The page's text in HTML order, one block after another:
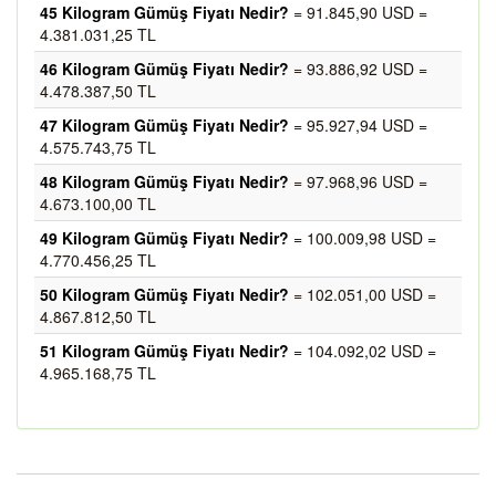
45 Kilogram Gümüş Fiyatı Nedir? = 91.845,90 USD =
4.381.031,25 TL
46 Kilogram Gümüş Fiyatı Nedir? = 93.886,92 USD =
4.478.387,50 TL
47 Kilogram Gümüş Fiyatı Nedir? = 95.927,94 USD =
4.575.743,75 TL
48 Kilogram Gümüş Fiyatı Nedir? = 97.968,96 USD =
4.673.100,00 TL
49 Kilogram Gümüş Fiyatı Nedir? = 100.009,98 USD =
4.770.456,25 TL
50 Kilogram Gümüş Fiyatı Nedir? = 102.051,00 USD =
4.867.812,50 TL
51 Kilogram Gümüş Fiyatı Nedir? = 104.092,02 USD =
4.965.168,75 TL